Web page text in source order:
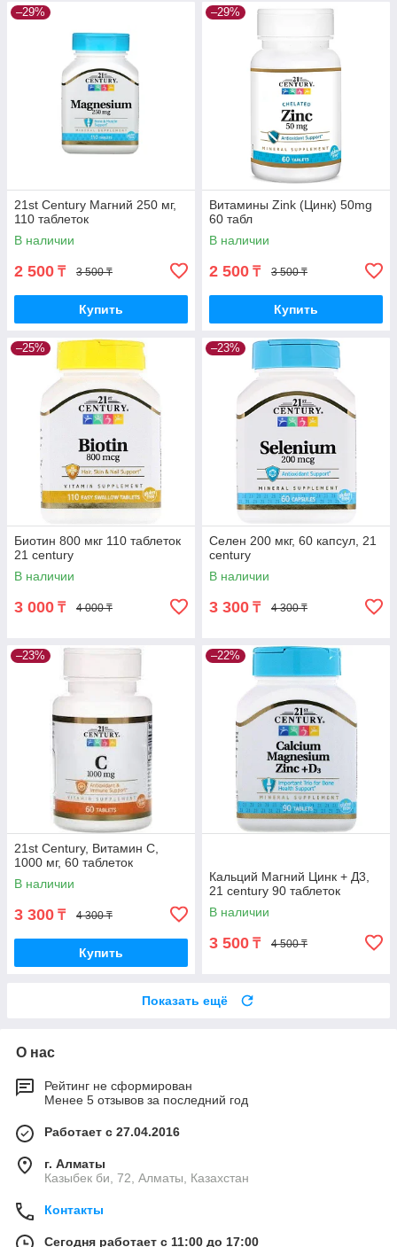
–29%
21st Century Магний 250 мг,
110 таблеток
В наличии
2 500 ₸ 3 500 ₸
Купить
–29%
Витамины Zink (Цинк) 50mg
60 табл
В наличии
2 500 ₸ 3 500 ₸
Купить
–25%
Биотин 800 мкг 110 таблеток
21 century
В наличии
3 000 ₸ 4 000 ₸
–23%
Селен 200 мкг, 60 капсул, 21
century
В наличии
3 300 ₸ 4 300 ₸
–23%
21st Century, Витамин C,
1000 мг, 60 таблеток
В наличии
3 300 ₸ 4 300 ₸
Купить
–22%
Кальций Магний Цинк + Д3,
21 century 90 таблеток
В наличии
3 500 ₸ 4 500 ₸
Показать ещё
О нас
Рейтинг не сформирован
Менее 5 отзывов за последний год
Работает с 27.04.2016
г. Алматы
Казыбек би, 72, Алматы, Казахстан
Контакты
Сегодня работает с 11:00 до 17:00